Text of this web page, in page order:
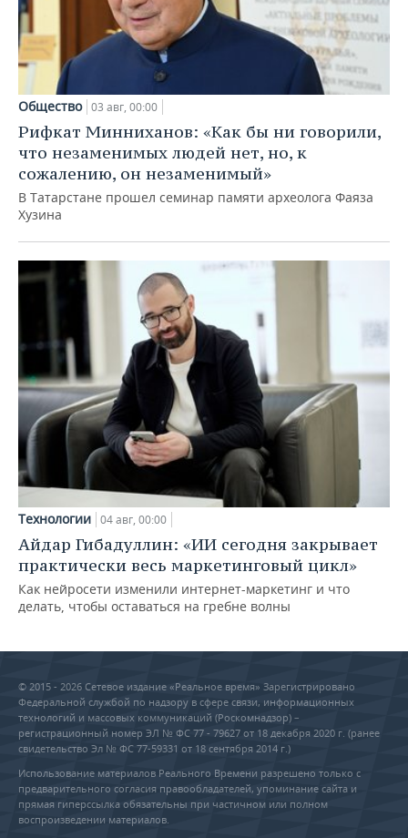
Общество 03 авг, 00:00
Рифкат Минниханов: «Как бы ни говорили,
что незаменимых людей нет, но, к
сожалению, он незаменимый»
В Татарстане прошел семинар памяти археолога Фаяза
Хузина
Технологии 04 авг, 00:00
Айдар Гибадуллин: «ИИ сегодня закрывает
практически весь маркетинговый цикл»
Как нейросети изменили интернет-маркетинг и что
делать, чтобы оставаться на гребне волны
© 2015 - 2026 Сетевое издание «Реальное время» Зарегистрировано
Федеральной службой по надзору в сфере связи, информационных
технологий и массовых коммуникаций (Роскомнадзор) –
регистрационный номер ЭЛ № ФС 77 - 79627 от 18 декабря 2020 г. (ранее
свидетельство Эл № ФС 77-59331 от 18 сентября 2014 г.)
Использование материалов Реального Времени разрешено только с
предварительного согласия правообладателей, упоминание сайта и
прямая гиперссылка обязательны при частичном или полном
воспроизведении материалов.